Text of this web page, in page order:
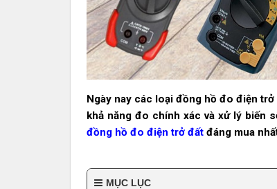
Ngày nay các loại đồng hồ đo điện
khả năng đo chính xác và xử lý biến
đồng hồ đo điện trở đấtđáng mua
MỤC LỤC